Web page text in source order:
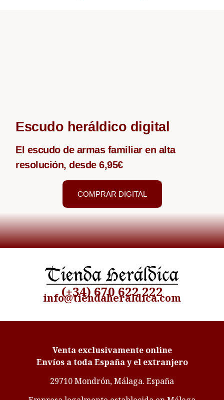
Escudo heráldico digital
El escudo de armas familiar en alta
resolución, desde 6,95€
COMPRAR DIGITAL
(+34) 670 622 222
info@tiendaheraldica.com
Venta exclusivamente online
Envíos a toda España y el extranjero
29710 Mondrón, Málaga. España